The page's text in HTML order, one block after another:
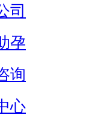
司
孕
询
心